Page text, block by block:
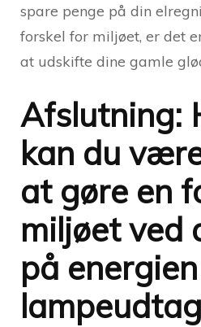
spare penge på din
forskel for miljøet, er det
at udskifte dine gamle
Afslutning:
kan du
at gøre en
miljøet ved
på